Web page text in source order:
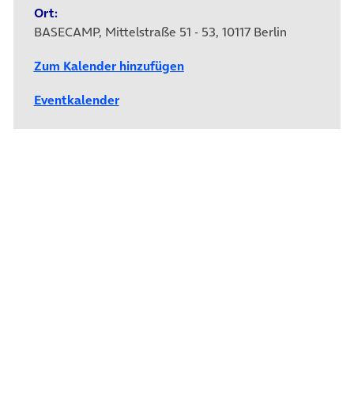
Ort:
BASECAMP, Mittelstraße 51 - 53, 10117 Berlin
Zum Kalender hinzufügen
Eventkalender